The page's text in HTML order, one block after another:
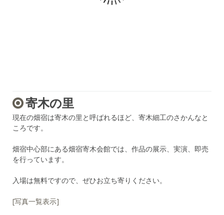
寄木の里
現在の畑宿は寄木の里と呼ばれるほど、寄木細工のさかんなと
ころです。
畑宿中心部にある畑宿寄木会館では、作品の展示、実演、即売
を行っています。
入場は無料ですので、ぜひお立ち寄りください。
[写真一覧表示]